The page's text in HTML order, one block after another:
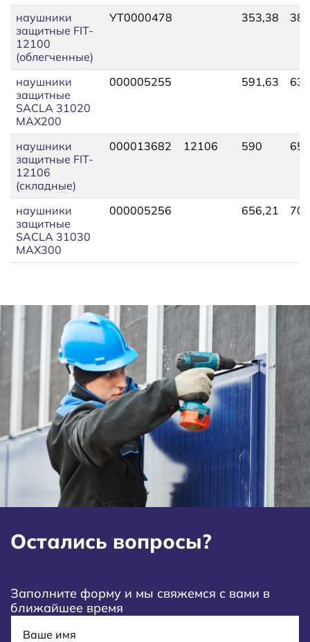
наушники
защитные FIT-
12100
(облегченные)
УТ0000478 353,38
наушники
защитные
SACLA 31020
MAX200
000005255 591,63
наушники
защитные FIT-
12106
(складные)
000013682 12106 590
наушники
защитные
SACLA 31030
MAX300
000005256 656,21
Остались вопросы?
Заполните форму и мы свяжемся с вами в
ближайшее время